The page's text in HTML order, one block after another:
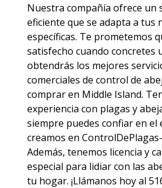
Nuestra compañía ofrece un
eficiente que se adapta a tus
específicas. Te prometemos
satisfecho cuando concretes
obtendrás los mejores
comerciales de control de
comprar en Middle Island.
experiencia con plagas y
siempre puedes confiar en el
creamos en
Además, tenemos licencia y
especial para lidiar con las
tu hogar. ¡Llámanos hoy al